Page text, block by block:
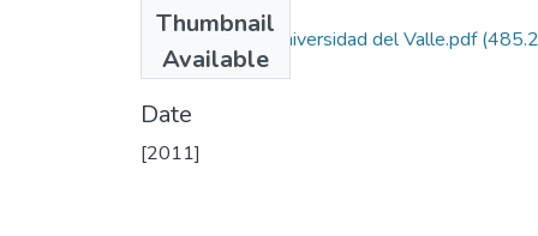
Thumbnail
Available
Autorizacion Universidad del Valle.pdf
KB)
Date
[2011]